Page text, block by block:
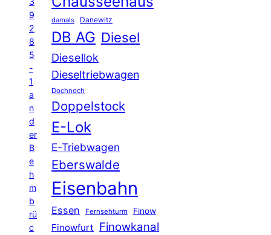
9
2
8
5
-
1
a
n
d
er
B
e
h
m
b
rü
c
damals Danewitz
DB AG Diesel
Diesellok
Dieseltriebwagen
Dochnoch
Doppelstock
E-Lok
E-Triebwagen
Eberswalde
Eisenbahn
Essen Fernsehturm Finow
Finowfurt Finowkanal